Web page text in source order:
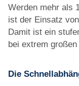
Werden mehr als
ist der Einsatz
Damit ist ein
bei extrem
Die